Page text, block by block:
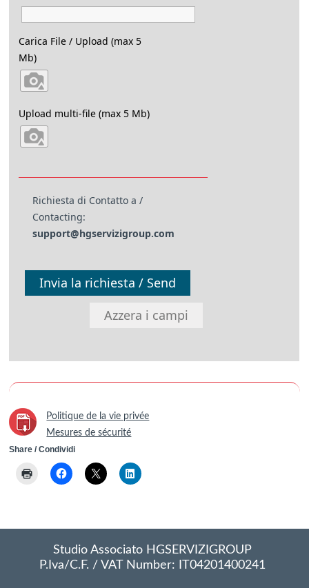
Carica File / Upload (max 5
Mb)
Upload multi-file (max 5 Mb)
Richiesta di Contatto a /
Contacting:
support@hgservizigroup.com
Invia la richiesta / Send
Azzera i campi
Politique de la vie privée
Mesures de sécurité
Share / Condividi
Studio Associato HGSERVIZIGROUP
P.Iva/C.F. / VAT Number: IT04201400241